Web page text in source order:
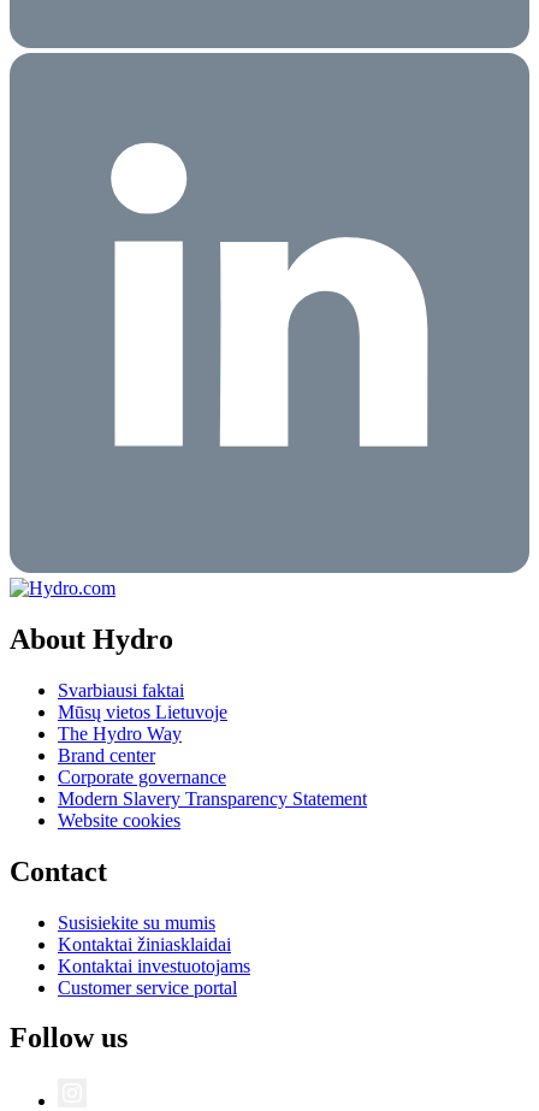
About Hydro
Svarbiausi faktai
Mūsų vietos Lietuvoje
The Hydro Way
Brand center
Corporate governance
Modern Slavery Transparency Statement
Website cookies
Contact
Susisiekite su mumis
Kontaktai žiniasklaidai
Kontaktai investuotojams
Customer service portal
Follow us